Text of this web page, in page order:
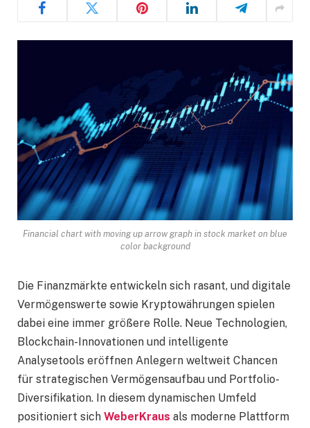
Financial chart with moving up arrow graph in stock market on blue
color background
Die Finanzmärkte entwickeln sich rasant, und digitale
Vermögenswerte sowie Kryptowährungen spielen
dabei eine immer größere Rolle. Neue Technologien,
Blockchain-Innovationen und intelligente
Analysetools eröffnen Anlegern weltweit Chancen
für strategischen Vermögensaufbau und Portfolio-
Diversifikation. In diesem dynamischen Umfeld
positioniert sich WeberKraus als moderne Plattform